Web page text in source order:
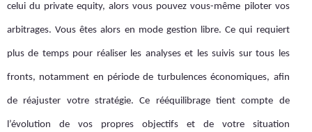
celui du private equity, alors vous pouvez vous-même piloter vos
arbitrages. Vous êtes alors en mode gestion libre. Ce qui requiert
plus de temps pour réaliser les analyses et les suivis sur tous les
fronts, notamment en période de turbulences économiques, afin
de réajuster votre stratégie. Ce rééquilibrage tient compte de
l’évolution de vos propres objectifs et de votre situation